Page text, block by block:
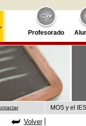
Profesorado
MOS y el
Volver